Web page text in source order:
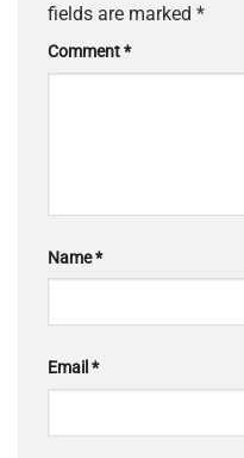
fields are marked *
Comment*
Name*
Email*